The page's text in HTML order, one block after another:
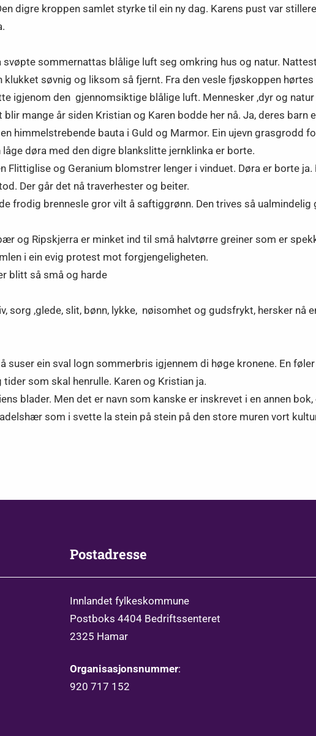
digre kroppen samlet styrke til ein ny dag. Karens pust var
sommernattas blålige luft seg omkring hus og natur.
søvnig og liksom så fjernt. Fra den vesle fjøskoppen
igjenom den gjennomsiktige blålige luft. Mennesker ,dyr og
mange år siden Kristian og Karen bodde her nå. Ja, deres barn
himmelstrebende bauta i Guld og Marmor. Ein ujevn grasgrodd
døra med den digre blankslitte jernklinka er borte.
Flittiglise og Geranium blomstrer lenger i vinduet. Døra er borte
Der går det nå traverhester og beiter.
frodig brennesle gror vilt å saftiggrønn. Den trives så
og Ripskjerra er minket ind til små halvtørre greiner som er
i ein evig protest mot forgjengeligheten.
blitt så små og harde
sorg ,glede, slit, bønn, lykke, nøisomhet og gudsfrykt, hersker
suser ein sval logn sommerbris igjennem di høge kronene. En
som skal henrulle. Karen og Kristian ja.
blader. Men det er navn som kanske er inskrevet i en annen
som i svette la stein på stein på den store muren vort
Postadresse
Innlandet fylkeskommune
Postboks 4404 Bedriftssenteret
2325 Hamar
Organisasjonsnummer:
920 717 152